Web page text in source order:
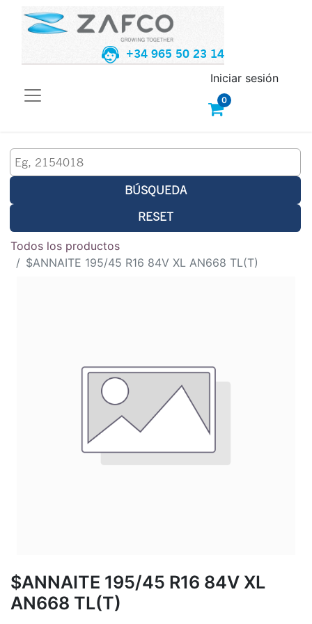
+34 965 50 23 14
0
Iniciar sesión
BÚSQUEDA
RESET
Todos los productos
$ANNAITE 195/45 R16 84V XL AN668 TL(T)
$ANNAITE 195/45 R16 84V XL
AN668 TL(T)